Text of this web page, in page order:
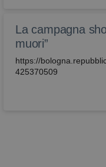
La campagna
muori”
https://
425370509